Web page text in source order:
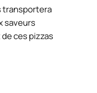
transportera
saveurs
ces pizzas